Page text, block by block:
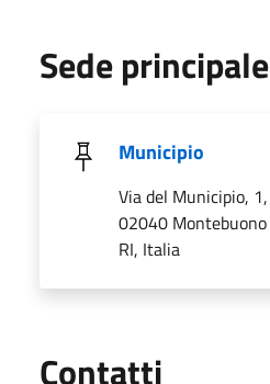
Sede principale
Municipio
Via del Municipio, 1,
02040 Montebuono
RI, Italia
Contatti